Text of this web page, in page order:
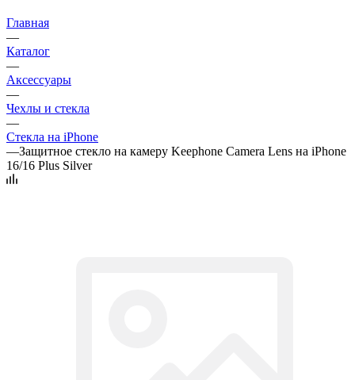
Главная
—
Каталог
—
Аксессуары
—
Чехлы и стекла
—
Стекла на iPhone
—Защитное стекло на камеру Keephone Camera Lens на iPhone
16/16 Plus Silver